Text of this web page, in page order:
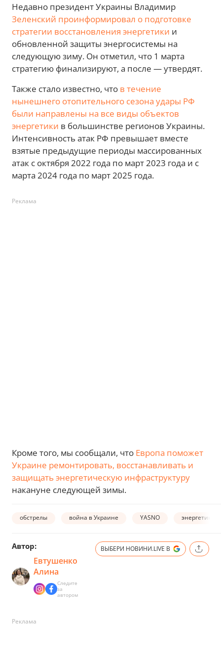
Недавно президент Украины Владимир
Зеленский проинформировал о подготовке
стратегии восстановления энергетики и
обновленной защиты энергосистемы на
следующую зиму. Он отметил, что 1 марта
стратегию финализируют, а после — утвердят.
Также стало известно, что в течение
нынешнего отопительного сезона удары РФ
были направлены на все виды объектов
энергетики в большинстве регионов Украины.
Интенсивность атак РФ превышает вместе
взятые предыдущие периоды массированных
атак с октября 2022 года по март 2023 года и с
марта 2024 года по март 2025 года.
Реклама
Кроме того, мы сообщали, что Европа поможет
Украине ремонтировать, восстанавливать и
защищать энергетическую инфраструктуру
накануне следующей зимы.
обстрелы война в Украине YASNO энергетика
Автор:
Евтушенко
Алина
Следите
за
автором
ВЫБЕРИ НОВИНИ.LIVE В
Реклама